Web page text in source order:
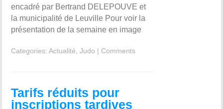
encadré par Bertrand DELEPOUVE et
la municipalité de Leuville Pour voir la
présentation de la semaine en image
Categories:Actualité ,Judo | Comments
Tarifs réduits pour
inscriptions tardives